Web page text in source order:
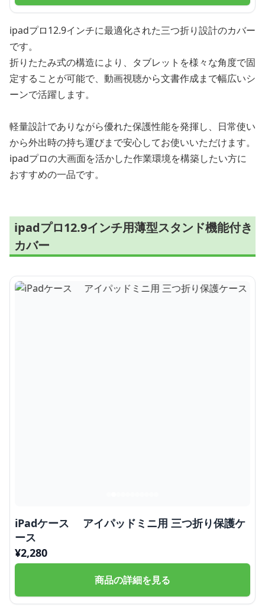
ipadプロ12.9インチに最適化された三つ折り設計のカバー
です。
折りたたみ式の構造により、タブレットを様々な角度で固
定することが可能で、動画視聴から文書作成まで幅広いシ
ーンで活躍します。
軽量設計でありながら優れた保護性能を発揮し、日常使い
から外出時の持ち運びまで安心してお使いいただけます。
ipadプロの大画面を活かした作業環境を構築したい方に
おすすめの一品です。
ipadプロ12.9インチ用薄型スタンド機能付き
カバー
iPadケース アイパッドミニ用 三つ折り保護ケ
ース
¥2,280
商品の詳細を見る